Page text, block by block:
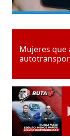
Mujeres que